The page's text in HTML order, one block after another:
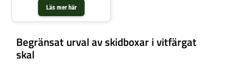
Läs mer här
utflykter, kombinerar denna takbox
stil och funktionalitet.
Produktbeskrivning:. Vår takbox är
vilket garanterar hållbarhet och
lång livslängd. Med en elegant
blank vit finish, passar den alla
bilmodeller och ger ett
Begränsat urval av skidboxar i vitfärgat
skal